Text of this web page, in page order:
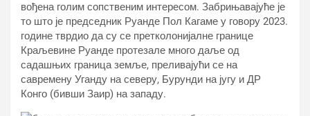
вођена голим сопственим интересом. Забрињавајуће је
то што је председник Руанде Пол Кагаме у говору 2023.
године тврдио да су се претколонијалне границе
Краљевине Руанде протезале много даље од
садашњих граница земље, преливајући се на
савремену Уганду на северу, Бурунди на југу и ДР
Конго (бивши Заир) на западу.